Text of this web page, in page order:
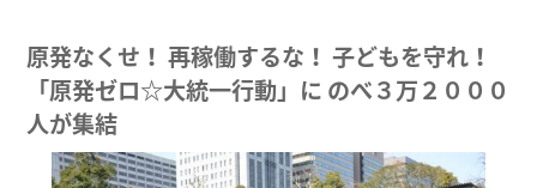
原発なくせ！ 再稼働するな！ 子どもを守れ！
「原発ゼロ☆大統一行動」に のべ３万２０００
人が集結